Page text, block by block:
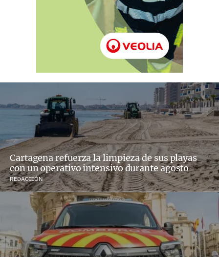
Cartagena refuerza la limpieza de sus playas
con un operativo intensivo durante agosto
REDACCIÓN